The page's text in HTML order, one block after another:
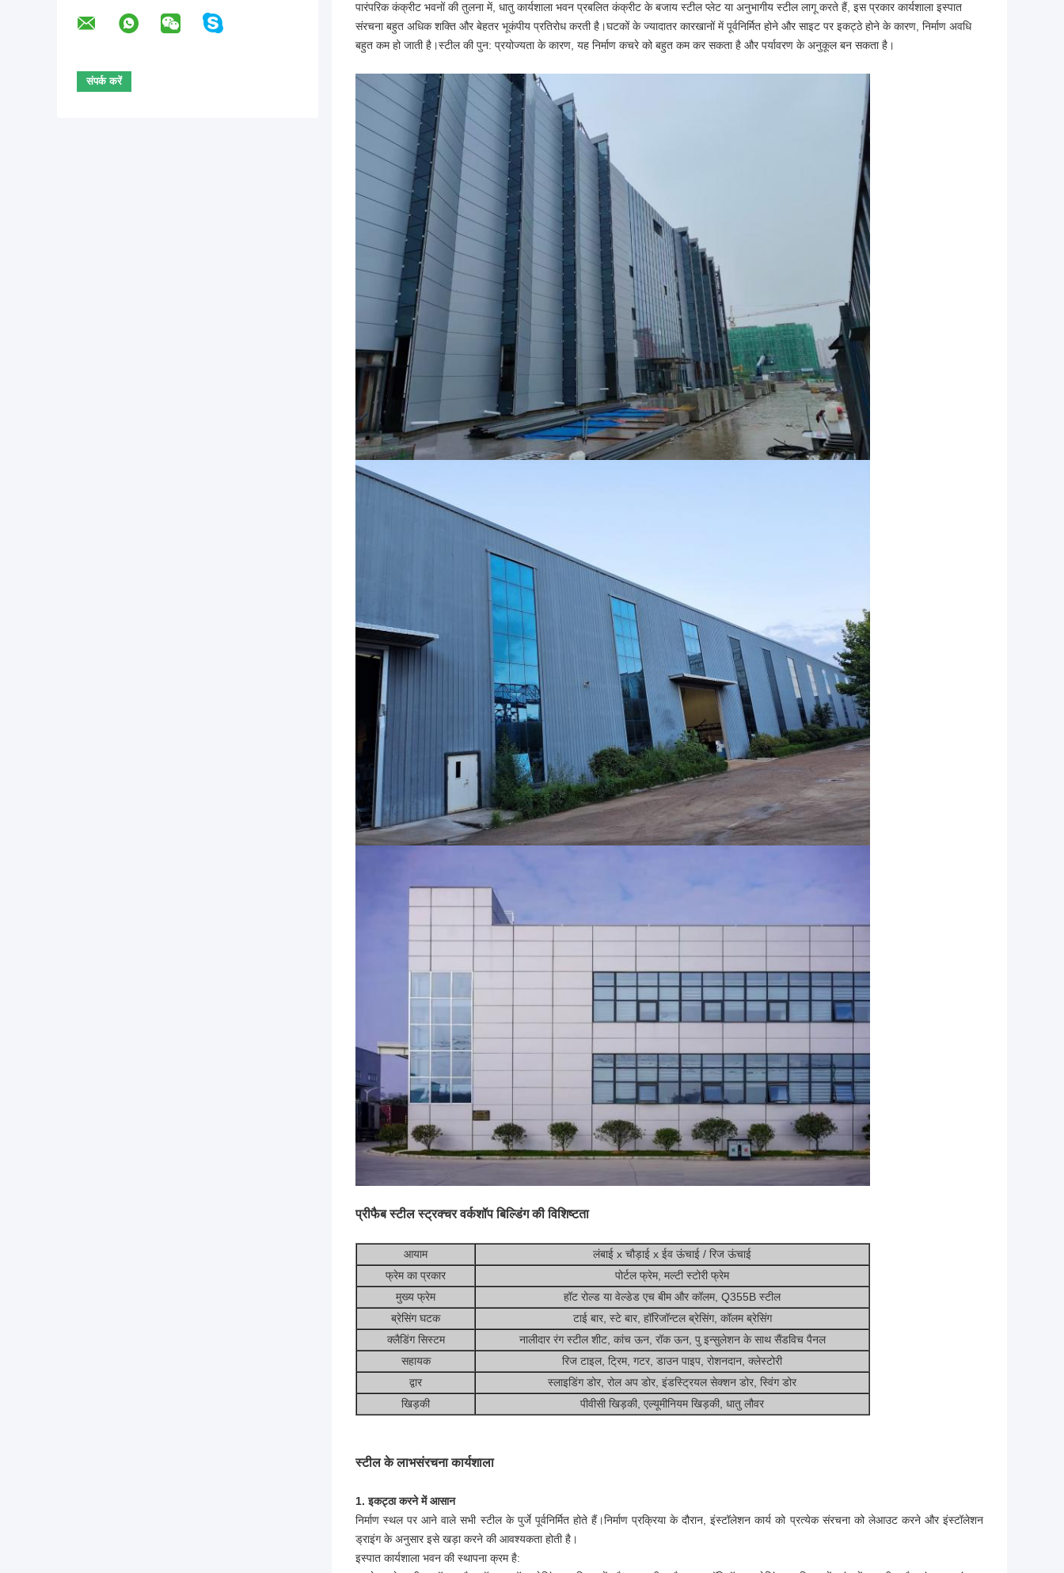
पारंपरिक कंक्रीट भवनों की तुलना में, धातु कार्यशाला भवन प्रबलित कंक्रीट के बजाय स्टील प्लेट या अनुभागीय स्टील लागू करते हैं, इस प्रकार कार्यशाला इस्पात
संरचना बहुत अधिक शक्ति और बेहतर भूकंपीय प्रतिरोध करती है।घटकों के ज्यादातर कारखानों में पूर्वनिर्मित होने और साइट पर इकट्ठे होने के कारण, निर्माण अवधि
बहुत कम हो जाती है।स्टील की पुन: प्रयोज्यता के कारण, यह निर्माण कचरे को बहुत कम कर सकता है और पर्यावरण के अनुकूल बन सकता है।
प्रीफैब स्टील स्ट्रक्चर वर्कशॉप बिल्डिंग की विशिष्टता
आयाम
लंबाई x चौड़ाई x ईव ऊंचाई / रिज ऊंचाई
फ्रेम का प्रकार
पोर्टल फ्रेम, मल्टी स्टोरी फ्रेम
मुख्य फ्रेम
हॉट रोल्ड या वेल्डेड एच बीम और कॉलम, Q355B स्टील
ब्रेसिंग घटक
टाई बार, स्टे बार, हॉरिजॉन्टल ब्रेसिंग, कॉलम ब्रेसिंग
क्लैडिंग सिस्टम
नालीदार रंग स्टील शीट, कांच ऊन, रॉक ऊन, पु इन्सुलेशन के साथ सैंडविच पैनल
सहायक
रिज टाइल, ट्रिम, गटर, डाउन पाइप, रोशनदान, क्लेस्टोरी
द्वार
स्लाइडिंग डोर, रोल अप डोर, इंडस्ट्रियल सेक्शन डोर, स्विंग डोर
खिड़की
पीवीसी खिड़की, एल्यूमीनियम खिड़की, धातु लौवर
स्टील के लाभसंरचना कार्यशाला
1. इकट्ठा करने में आसान
निर्माण स्थल पर आने वाले सभी स्टील के पुर्जे पूर्वनिर्मित होते हैं।निर्माण प्रक्रिया के दौरान, इंस्टॉलेशन कार्य को प्रत्येक संरचना को लेआउट करने और इंस्टॉलेशन
ड्राइंग के अनुसार इसे खड़ा करने की आवश्यकता होती है।
इस्पात कार्यशाला भवन की स्थापना क्रम है: